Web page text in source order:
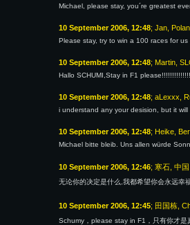
Michael, please stay, you´re greatest
10 September 2006, 12:48; Jan,
Please stay, try to win a 100 races for us
10 September 2006, 12:48; Martin,
Hallo SCHUMI,Stay in F1
10 September 2006, 12:48; aLexxx,
i understand any your desision, but it
10 September 2006, 12:48; Heike,
Michael bitte bleib. Uns allen würde
10 September 2006, 12:46; 寒石, 中国
无论你的决定是什么,我都希望你会永远幸
10 September 2006, 12:45; 田国栋,
Schumy，please stay in F1，只有你才是